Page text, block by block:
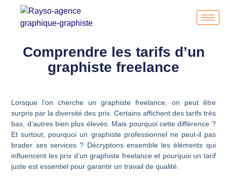
Comprendre les tarifs d’un
graphiste freelance
Lorsque l’on cherche un graphiste freelance, on peut être
surpris par la diversité des prix. Certains affichent des tarifs très
bas, d’autres bien plus élevés. Mais pourquoi cette différence ?
Et surtout, pourquoi un graphiste professionnelne peut-il pas
brader ses services ? Décryptons ensemble les éléments qui
influencent les prix d’un graphiste freelance et pourquoi un tarif
juste est essentiel pour garantir untravail de qualité.